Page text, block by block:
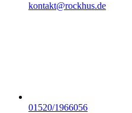
kontakt@rockhus.de
01520/1966056